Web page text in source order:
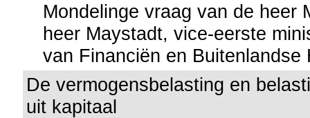
Mondelinge vraag van de heer
heer Maystadt, vice-eerste
van Financiën en Buitenlandse
De vermogensbelasting en
uit kapitaal